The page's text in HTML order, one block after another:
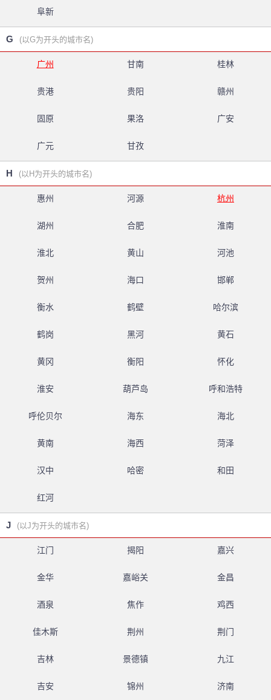
阜新
G (以G为开头的城市名)
广州 甘南 桂林
贵港 贵阳 赣州
固原 果洛 广安
广元 甘孜
H (以H为开头的城市名)
惠州 河源 杭州
湖州 合肥 淮南
淮北 黄山 河池
贺州 海口 邯郸
衡水 鹤壁 哈尔滨
鹤岗 黑河 黄石
黄冈 衡阳 怀化
淮安 葫芦岛 呼和浩特
呼伦贝尔 海东 海北
黄南 海西 菏泽
汉中 哈密 和田
红河
J (以J为开头的城市名)
江门 揭阳 嘉兴
金华 嘉峪关 金昌
酒泉 焦作 鸡西
佳木斯 荆州 荆门
吉林 景德镇 九江
吉安 锦州 济南